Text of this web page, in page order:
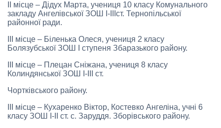
ІІ місце – Дідух Марта, учениця 10 класу Комунального
закладу Ангелівської ЗОШ І-ІІІст. Тернопільської
районної ради.
ІІІ місце – Біленька Олеся, учениця 2 класу
Болязубської ЗОШ І ступеня Збаразького району.
ІІІ місце – Плецан Сніжана, учениця 8 класу
Колиндянської ЗОШ І-ІІІ ст.
Чортківського району.
ІІІ місце – Кухаренко Віктор, Костевко Ангеліна, учні 6
класу ЗОШ І-ІІ ст. с. Заруддя. Зборівського району.